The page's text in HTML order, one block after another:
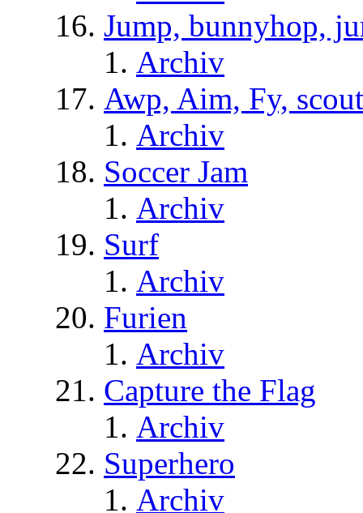
Jump, bunnyhop,
Archiv
Awp, Aim, Fy,
Archiv
Soccer Jam
Archiv
Surf
Archiv
Furien
Archiv
Capture the Flag
Archiv
Superhero
Archiv